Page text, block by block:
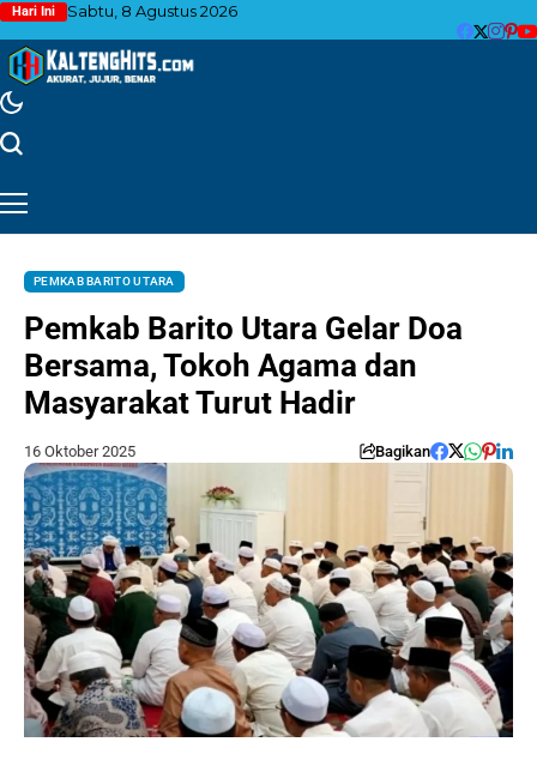
Hari Ini Sabtu, 8 Agustus 2026
PEMKAB BARITO UTARA
Pemkab Barito Utara Gelar Doa
Bersama, Tokoh Agama dan
Masyarakat Turut Hadir
16 Oktober 2025 Bagikan